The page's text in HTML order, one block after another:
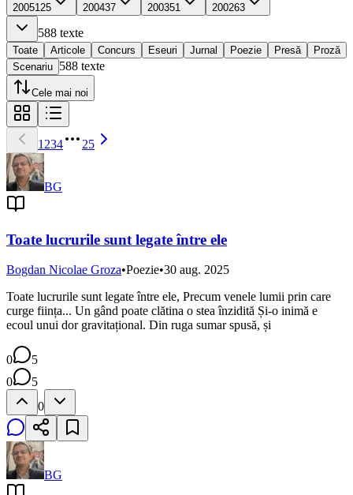
2005125 200437 200351 200263
588 texte
Toate Articole Concurs Eseuri Jurnal Poezie Presă
Proză
Scenariu 588 texte
Cele mai noi
1 234 25
BG
Toate lucrurile sunt legate între ele
Bogdan Nicolae Groza•Poezie•30 aug. 2025
Toate lucrurile sunt legate între ele, Precum venele lumii prin care
curge ființa... Un gând poate clătina o stea înzidită Și-o inimă e
ecoul unui dor gravitațional. Din ruga sumar spusă, și
0
5
0
5
0
BG